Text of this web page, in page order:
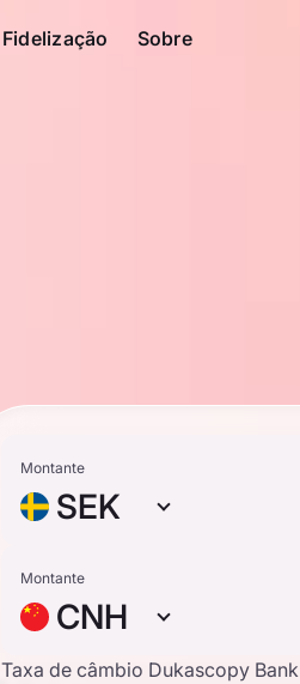
Fidelização Sobre
Montante
SEK
Montante
CNH
Taxa de câmbio Dukascopy Bank